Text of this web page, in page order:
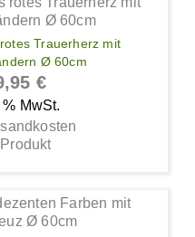
Trauerherz mit
Ø 60cm
€
MwSt.